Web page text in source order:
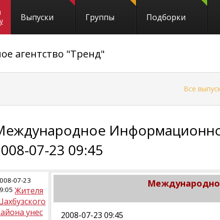
Выпуски Группы Подборки
агентство "Тренд"
Все
07-23 09:45
07-23
Жителя
унес
2008-07-23 09:45